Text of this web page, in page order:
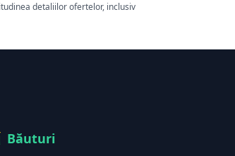
detaliilor ofertelor, inclusiv
Băuturi